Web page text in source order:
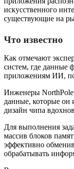
искусственного
существующие на
Что известно
Как отмечают
систем, где данные
приложениям ИИ,
Инженеры NorthPole
данные, которые он
дизайн чипа
Для выполнения
массив блоков
эффективно
обрабатывать